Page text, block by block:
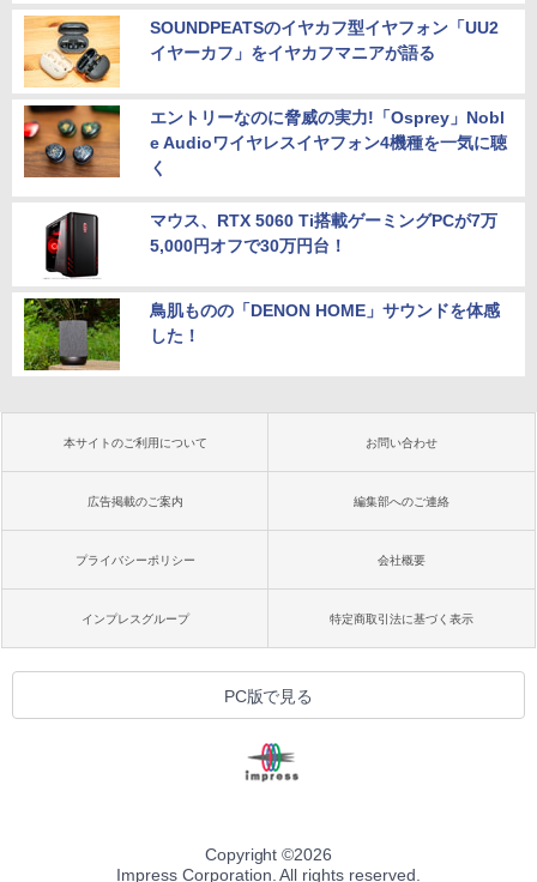
SOUNDPEATSのイヤカフ型イヤフォン「UU2
イヤーカフ」をイヤカフマニアが語る
エントリーなのに脅威の実力!「Osprey」Nobl
e Audioワイヤレスイヤフォン4機種を一気に聴
く
マウス、RTX 5060 Ti搭載ゲーミングPCが7万
5,000円オフで30万円台！
鳥肌ものの「DENON HOME」サウンドを体感
した！
本サイトのご利用について お問い合わせ
広告掲載のご案内 編集部へのご連絡
プライバシーポリシー 会社概要
インプレスグループ 特定商取引法に基づく表示
PC版で見る
Copyright ©2026
Impress Corporation. All rights reserved.